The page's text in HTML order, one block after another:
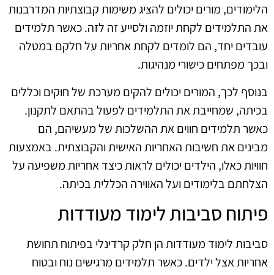
הלימודים, מורים יכולים להציג משימות קבוצתיות המדרבנות
את התלמידים לקחת יוזמה ולסייע זה לזה. כאשר תלמידים
עובדים יחד, הם לומדים לקחת אחריות על חלקם במטלה
ובכך מפתחים כישורי מנהיגות.
בנוסף לכך, המורים יכולים להקים מערכת של חוקים וכללים
בכיתה, שמחייבת את התלמידים לפעול בהתאם לתקנון.
כאשר תלמידים חווים את ההשלכות של מעשיהם, הם
מבינים את חשיבות האחריות האישית והקבוצתית. באמצעות
חוויות כאלו, הילדים יכולים לראות כיצד אחריות משפיעה על
הצלחתם בלימודים ועל האווירה הכללית בכיתה.
פיתוח סביבות לימוד מעודדות
סביבות לימוד מעודדות הן חלק קרדינלי בפיתוח תחושת
אחריות אצל ילדים. כאשר תלמידים מרגישים נוח ובטוח